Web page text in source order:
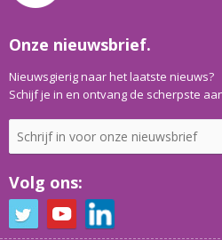
Onze nieuwsbrief.
Nieuwsgierig naar het laatste nieuws?
Schijf je in en ontvang de scherpste
Volg ons: